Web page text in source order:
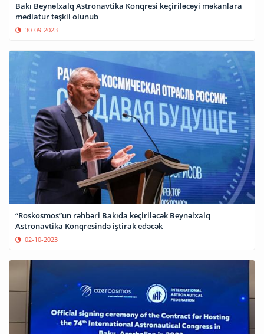
Bakı Beynəlxalq Astronavtika Konqresi keçiriləcəyi məkanlara
mediatur təşkil olunub
30-09-2023
“Roskosmos”un rəhbəri Bakıda keçiriləcək Beynəlxalq
Astronavtika Konqresində iştirak edəcək
02-10-2023